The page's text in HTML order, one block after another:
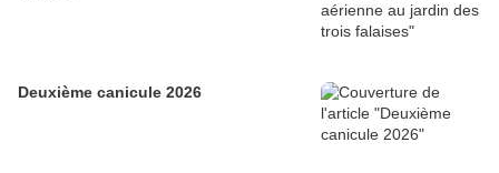
Deuxième canicule 2026